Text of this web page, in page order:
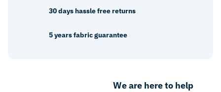
the
page
We are here to help
30 days hassle free returns
5 years fabric guarantee